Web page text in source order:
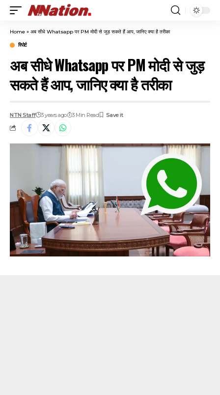
Home » अब सीधे Whatsapp पर PM मोदी से जुड़ सकते हैं आप, जानिए क्या है तरीका
रिपोर्ट
अब सीधे Whatsapp पर PM मोदी से जुड़
सकते हैं आप, जानिए क्या है तरीका
NTN Staff 3 years ago 3 Min Read